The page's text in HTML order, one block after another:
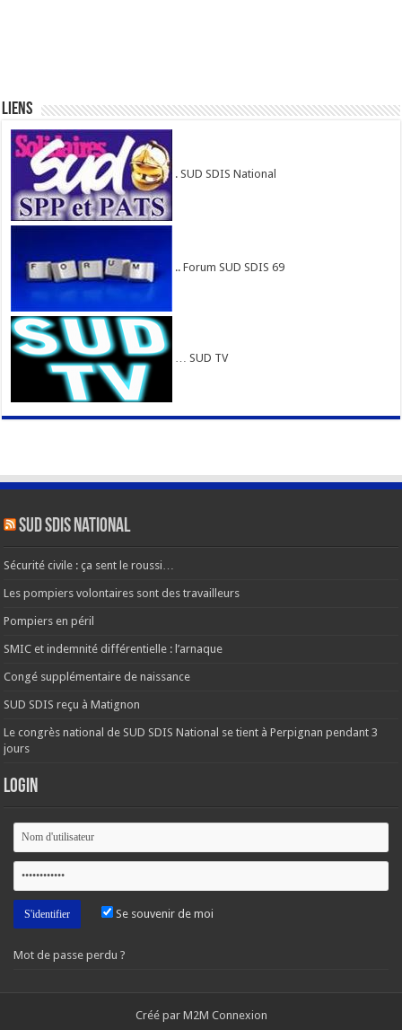
Liens
. SUD SDIS National
.. Forum SUD SDIS 69
… SUD TV
SUD SDIS national
Sécurité civile : ça sent le roussi…
Les pompiers volontaires sont des travailleurs
Pompiers en péril
SMIC et indemnité différentielle : l’arnaque
Congé supplémentaire de naissance
SUD SDIS reçu à Matignon
Le congrès national de SUD SDIS National se tient à Perpignan pendant 3
jours
Login
Se souvenir de moi
Mot de passe perdu ?
Créé par M2M Connexion